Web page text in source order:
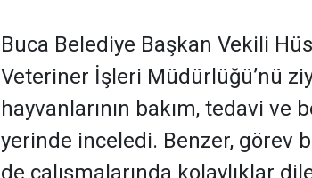
Buca Belediye Başkan Vekili
Veteriner İşleri Müdürlüğü’nü
hayvanlarının bakım, tedavi ve
yerinde inceledi. Benzer, görev
de çalışmalarında kolaylıklar